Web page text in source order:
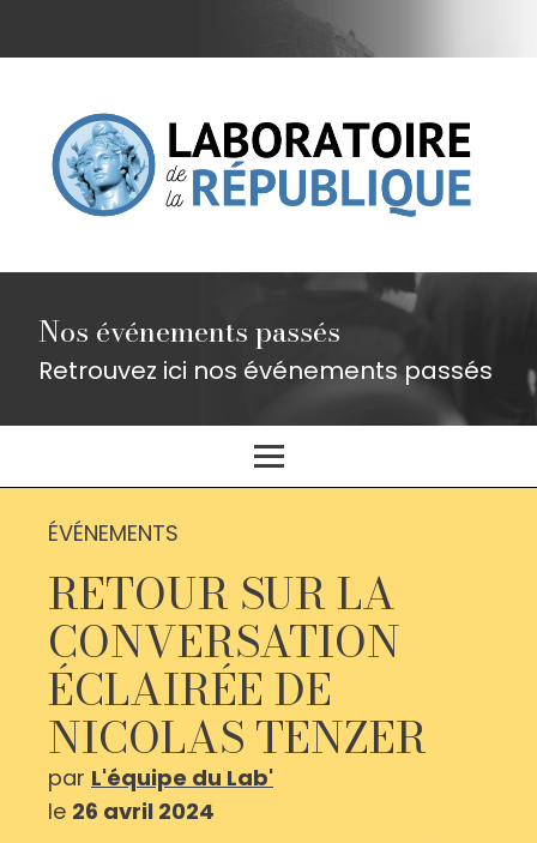
Nos événements passés
Retrouvez ici nos événements passés
ÉVÉNEMENTS
RETOUR SUR LA
CONVERSATION
ÉCLAIRÉE DE
NICOLAS TENZER
par L'équipe du Lab'
le 26 avril 2024